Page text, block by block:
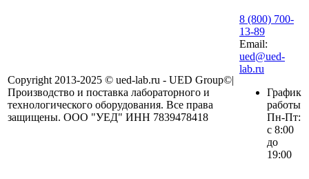
Copyright 2013-2025 © ued-lab.ru - UED Group©|
Производство и поставка лабораторного и
технологического оборудования. Все права
защищены. ООО "УЕД" ИНН 7839478418
8 (800) 700-
13-89
Email:
ued@ued-
lab.ru
График
работы
Пн-Пт:
с 8:00
до
19:00